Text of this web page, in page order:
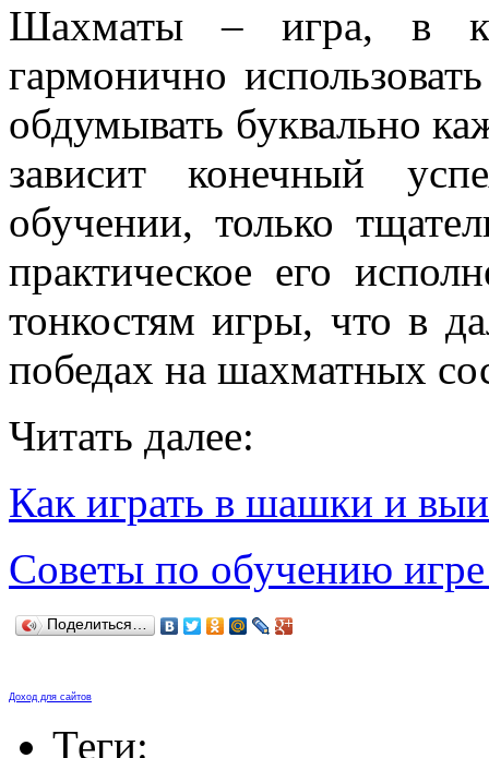
Шахматы – игра, в
гармонично
обдумывать буквально
зависит конечный
обучении, только
практическое его
тонкостям игры, что в
победах на шахматных
Читать далее:
Как играть в шашки и
Советы по обучению
Поделиться…
Доход для сайтов
Теги: